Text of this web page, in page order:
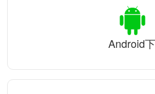
Android